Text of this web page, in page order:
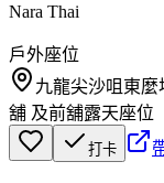
Nara Thai
戶外座位
九龍尖沙咀東麼
舖 及前舖露天座位
打卡